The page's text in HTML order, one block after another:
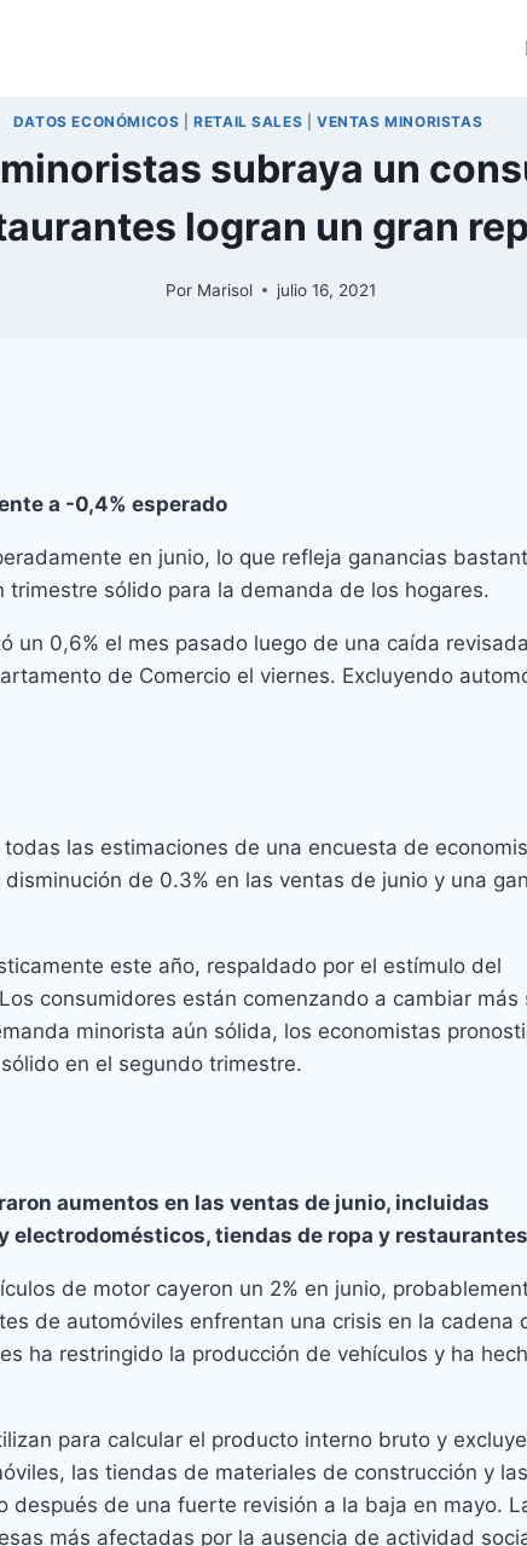
DATOS ECONÓMICOS |RETAIL SALES |VENTAS MINORISTAS
subraya un
logran un gran
Por Marisol julio 16, 2021
a -0,4% esperado
en junio, lo que refleja ganancias
sólido para la demanda de los hogares.
un 0,6% el mes pasado luego de una caída
de Comercio el viernes. Excluyendo
las estimaciones de una encuesta de
de 0.3% en las ventas de junio y una
este año, respaldado por el estímulo del
consumidores están comenzando a cambiar más
minorista aún sólida, los economistas
en el segundo trimestre.
aumentos en las ventas de junio, incluidas
electrodomésticos, tiendas de ropa y
de motor cayeron un 2% en junio,
de automóviles enfrentan una crisis en la cadena
ha restringido la producción de vehículos y ha
para calcular el producto interno bruto y
las tiendas de materiales de construcción y las
después de una fuerte revisión a la baja en mayo.
más afectadas por la ausencia de actividad